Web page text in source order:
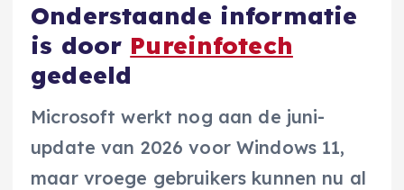
Onderstaande informatie
is door Pureinfotech
gedeeld
Microsoft werkt nog aan de juni-
update van 2026 voor Windows 11,
maar vroege gebruikers kunnen nu al